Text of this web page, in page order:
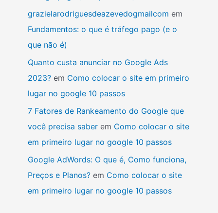
grazielarodriguesdeazevedogmailcom em
Fundamentos: o que é tráfego pago (e o
que não é)
Quanto custa anunciar no Google Ads
2023?em Como colocar o site em primeiro
lugar no google 10 passos
7 Fatores de Rankeamento do Google que
você precisa saberem Como colocar o site
em primeiro lugar no google 10 passos
Google AdWords: O que é, Como funciona,
Preços e Planos?em Como colocar o site
em primeiro lugar no google 10 passos